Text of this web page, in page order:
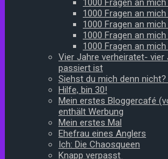
1000 Fragen an
1000 Fragen an
1000 Fragen an
1000 Fragen an
1000 Fragen an
Vier Jahre verheiratet- vier
passiert ist
Siehst du mich denn nicht?
Hilfe, bin 30!
Mein erstes Bloggercafé
enthält Werbung
Mein erstes Mal
Ehefrau eines Anglers
Ich: Die Chaosqueen
Knapp verpasst